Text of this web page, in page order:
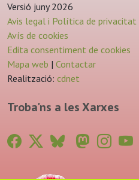
Versió juny 2026
Avis legal i Política de privacitat
Avís de cookies
Edita consentiment de cookies
Mapa web | Contactar
Realització: cdnet
Troba'ns a les Xarxes